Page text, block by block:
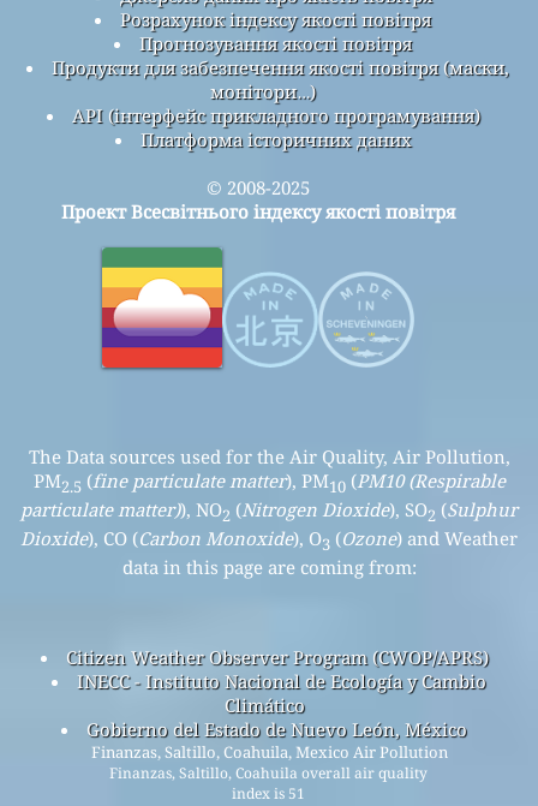
Розрахунок індексу якості повітря
Прогнозування якості повітря
Продукти для забезпечення якості повітря (маски,
монітори…)
API (інтерфейс прикладного програмування)
Платформа історичних даних
© 2008-2025
Проект Всесвітнього індексу якості повітря
The Data sources used for the Air Quality, Air Pollution,
PM2.5 (fine particulate matter), PM10(PM10 (Respirable
particulate matter)), NO2 (Nitrogen Dioxide), SO2 (Sulphur
Dioxide), CO (Carbon Monoxide), O3 (Ozone) and Weather
data in this page are coming from:
Citizen Weather Observer Program (CWOP/APRS)
INECC - Instituto Nacional de Ecología y Cambio
Climático
Gobierno del Estado de Nuevo León, México
Finanzas, Saltillo, Coahuila, Mexico Air Pollution
Finanzas, Saltillo, Coahuila overall air quality
index is 51